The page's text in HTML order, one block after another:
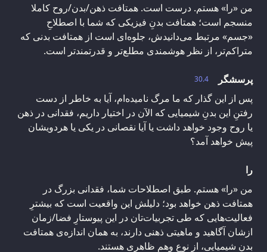
من «را» هستم. درست است. همتافت‌ ذهن/بدن/روح کاملا
منسجم است؛ همتافت بدنِ فیزیکی که شما با اصطلاحِ
«جسم» مرتبط می‌دانیدش، جلوه‌ای است از همتافت بدنی که
متراکم‌تر، از نظر هوشمندی مطلع‌تر و قدرتمند‌تر است.
30.4
پرسشگر
پس از این گذار که ما مرگ نامیده‌ام، آیا به خاطر از دست
رفتنِ این بدنِ شیمیایی که الآن در اختیار داریم، فقدانی در ذهن
یا روح وجود خواهد داشت یا آیا نقصانی در یکی یا هردویشان
پیش خواهد آمد؟
را
من «را» هستم. طبق اصطلاحات شما، فقدانی بزرگ در
همتافت ذهن خواهد بود؛ دلیلش این واقعیت است که بیشترِ
فعالیت‌هایی که طی تجربیات‌تان در این پیوستارِ فضا/زمان
ازشان آگاهید و ماهیتی ذهنی دارند، به همان اندازه‌ی همتافت
بدنِ شیمیایی، از نوعِ وهمِ ظاهری هستند.